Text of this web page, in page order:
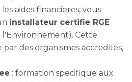
aides financieres, vous
installateur certifie RGE
l'Environnement). Cette
des organismes accredites,
: formation specifique aux